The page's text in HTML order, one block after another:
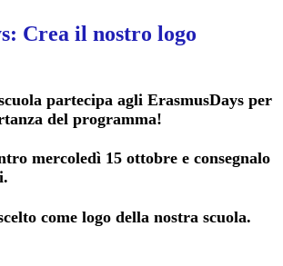
Crea il nostro logo
partecipa agli ErasmusDays per
del programma!
mercoledì 15 ottobre e consegnalo
come logo della nostra scuola.